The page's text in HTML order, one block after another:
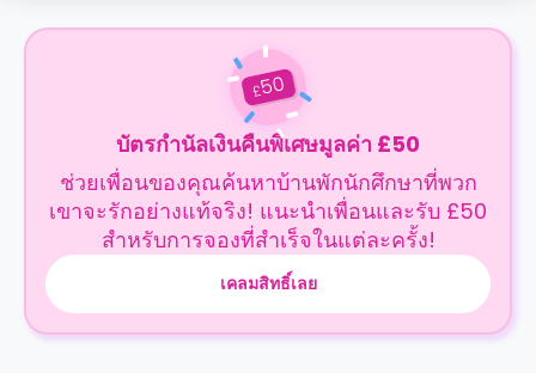
£50
บัตรกำนัลเงินคืนพิเศษมูลค่า £50
ช่วยเพื่อนของคุณค้นหาบ้านพักนักศึกษาที่พวก
เขาจะรักอย่างแท้จริง! แนะนำเพื่อนและรับ £50
สำหรับการจองที่สำเร็จในแต่ละครั้ง!
เคลมสิทธิ์เลย